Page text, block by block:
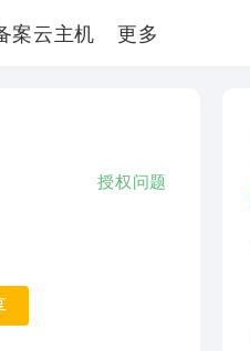
案云主机 更多
授权问题